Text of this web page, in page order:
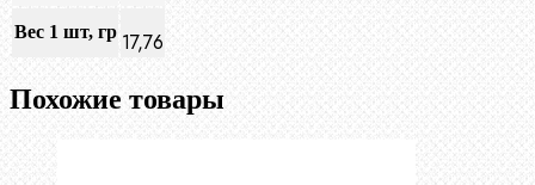
Вес 1 шт, гр 17,76
Похожие товары